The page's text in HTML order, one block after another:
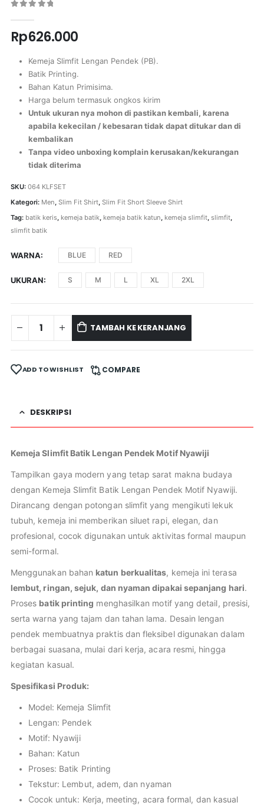
Rp626.000
Kemeja Slimfit Lengan Pendek (PB).
Batik Printing.
Bahan Katun Primisima.
Harga belum termasuk ongkos kirim
Untuk ukuran nya mohon di pastikan kembali, karena
apabila kekecilan / kebesaran tidak dapat ditukar dan di
kembalikan
Tanpa video unboxing komplain kerusakan/kekurangan
tidak diterima
SKU: 064 KLFSET
Kategori: Men, Slim Fit Shirt, Slim Fit Short Sleeve Shirt
Tag: batik keris, kemeja batik, kemeja batik katun kemeja slimfit, slimfit,
slimfit batik
WARNA BLUE RED
UKURAN S M L XL 2XL
TAMBAH KE KERANJANG
ADD TO WISHLIST COMPARE
DESKRIPSI
Kemeja Slimfit Batik Lengan Pendek Motif Nyawiji
Tampilkan gaya modern yang tetap sarat makna budaya
dengan Kemeja Slimfit Batik Lengan Pendek Motif Nyawiji.
Dirancang dengan potongan slimfit yang mengikuti lekuk
tubuh, kemeja ini memberikan siluet rapi, elegan, dan
profesional, cocok digunakan untuk aktivitas formal maupun
semi-formal.
Menggunakan bahan katun berkualitas, kemeja ini terasa
lembut, ringan, sejuk, dan nyaman dipakai sepanjang hari.
Proses batik printing menghasilkan motif yang detail, presisi,
serta warna yang tajam dan tahan lama. Desain lengan
pendek membuatnya praktis dan fleksibel digunakan dalam
berbagai suasana, mulai dari kerja, acara resmi, hingga
kegiatan kasual.
Spesifikasi Produk:
Model: Kemeja Slimfit
Lengan: Pendek
Motif: Nyawiji
Bahan: Katun
Proses: Batik Printing
Tekstur: Lembut, adem, dan nyaman
Cocok untuk: Kerja, meeting, acara formal, dan kasual